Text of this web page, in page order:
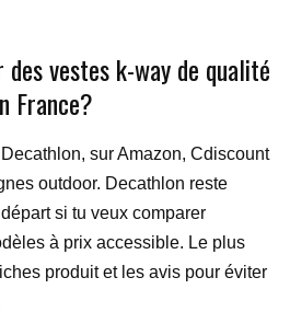
vestes k-way de qualité
France?
sur Amazon, Cdiscount
outdoor. Decathlon reste
si tu veux comparer
à prix accessible. Le plus
produit et les avis pour éviter